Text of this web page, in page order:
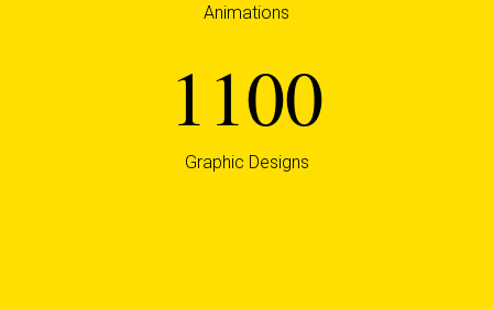
Animations
1100
Graphic Designs